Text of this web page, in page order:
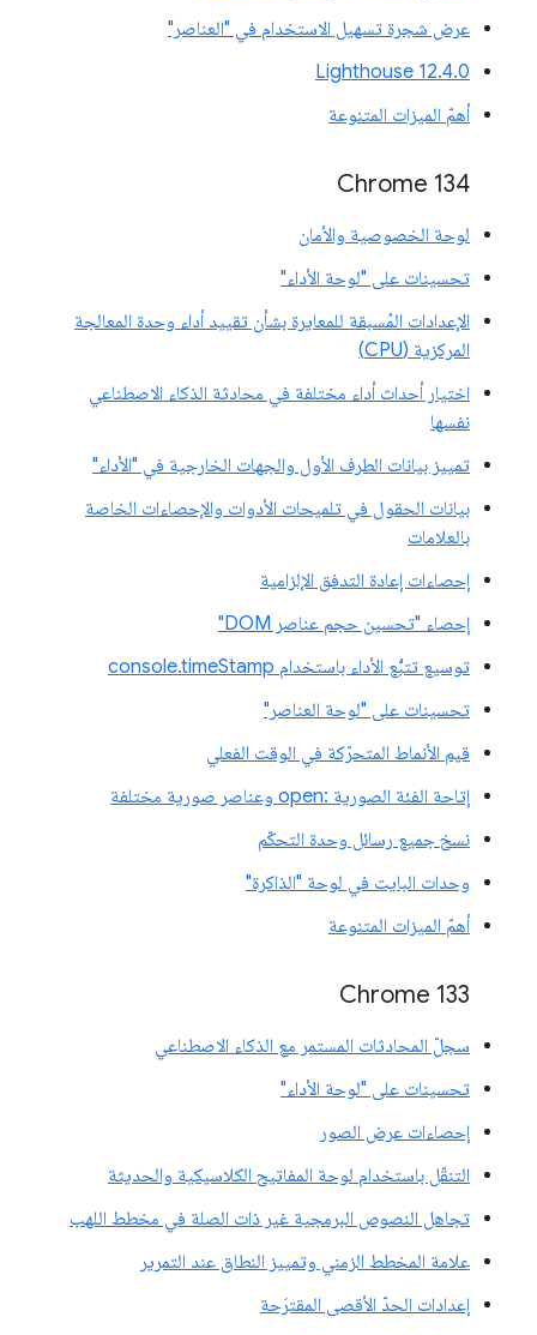
عرض شجرة تسهيل الاستخدام في "العناصر"
‫Lighthouse 12.4.0
أهمّ الميزات المتنوعة
‫Chrome 134
لوحة الخصوصية والأمان
تحسينات على "لوحة الأداء"
الإعدادات المُسبقة للمعايرة بشأن تقييد أداء وحدة المعالجة
المركزية (CPU)
اختيار أحداث أداء مختلفة في محادثة الذكاء الاصطناعي
نفسها
تمييز بيانات الطرف الأول والجهات الخارجية في "الأداء"
بيانات الحقول في تلميحات الأدوات والإحصاءات الخاصة
بالعلامات
إحصاءات إعادة التدفق الإلزامية
إحصاء "تحسين حجم عناصر DOM"
توسيع تتبُّع الأداء باستخدام console.timeStamp
تحسينات على "لوحة العناصر"
قيم الأنماط المتحرّكة في الوقت الفعلي
إتاحة الفئة الصورية :open وعناصر صورية مختلفة
نسخ جميع رسائل وحدة التحكّم
وحدات البايت في لوحة "الذاكرة"
أهمّ الميزات المتنوعة
‫Chrome 133
سجلّ المحادثات المستمر مع الذكاء الاصطناعي
تحسينات على "لوحة الأداء"
إحصاءات عرض الصور
التنقّل باستخدام لوحة المفاتيح الكلاسيكية والحديثة
تجاهل النصوص البرمجية غير ذات الصلة في مخطط اللهب
علامة المخطط الزمني وتمييز النطاق عند التمرير
إعدادات الحدّ الأقصى المقترَحة